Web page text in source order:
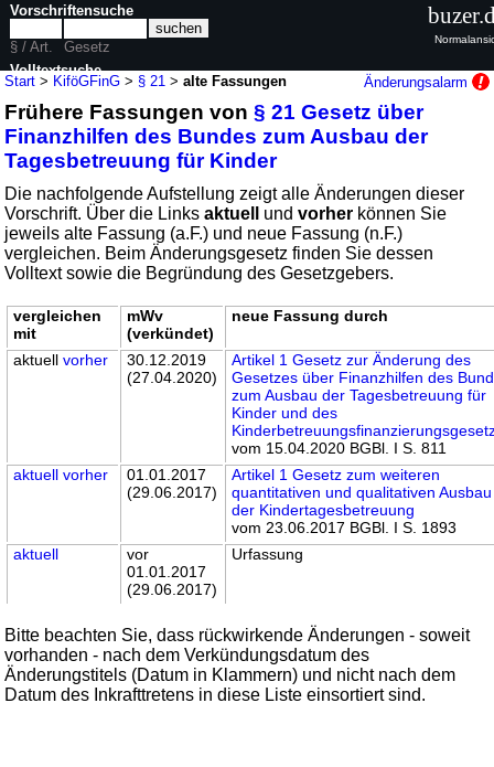
Start > KiföGFinG > § 21 >alte Fassungen Änderungsalarm
Frühere Fassungen von§ 21 Gesetz über
Finanzhilfen des Bundes zum Ausbau der
Tagesbetreuung für Kinder
Die nachfolgende Aufstellung zeigt alle Änderungen dieser
Vorschrift. Über die Linksaktuell undvorher können Sie
jeweils alte Fassung (a.F.) und neue Fassung (n.F.)
vergleichen. Beim Änderungsgesetz finden Sie dessen
Volltext sowie die Begründung des Gesetzgebers.
vergleichen
mit
mWv
(verkündet)
neue Fassung durch
aktuellvorher
30.12.2019
(27.04.2020)
Artikel 1 Gesetz zur Änderung des
Gesetzes über Finanzhilfen des
zum Ausbau der Tagesbetreuung für
Kinder und des
vom 15.04.2020 BGBl. I S. 811
aktuell vorher
01.01.2017
(29.06.2017)
Artikel 1 Gesetz zum weiteren
quantitativen und qualitativen Ausbau
der Kindertagesbetreuung
vom 23.06.2017 BGBl. I S. 1893
aktuell
vor
01.01.2017
(29.06.2017)
Urfassung
Bitte beachten Sie, dass rückwirkende Änderungen - soweit
vorhanden - nach dem Verkündungsdatum des
Änderungstitels (Datum in Klammern) und nicht nach dem
Datum des Inkrafttretens in diese Liste einsortiert sind.
Vorschriftensuche
§ / Art.
Gesetz
Volltextsuche
nur in KiföGFinG